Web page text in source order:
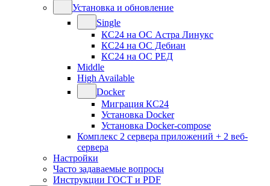
Установка и обновление
Single
КС24 на ОС Астра Линукс
КС24 на ОС Дебиан
КС24 на ОС РЕД
Middle
High Available
Docker
Миграция КС24
Установка Docker
Установка Docker-compose
Комплекс 2 сервера приложений + 2 веб-
сервера
Настройки
Часто задаваемые вопросы
Инструкции ГОСТ и PDF